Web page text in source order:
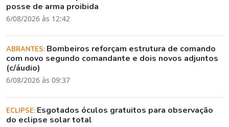
posse de arma proibida
6/08/2026 às 12:42
ABRANTES: Bombeiros reforçam estrutura de comando
com novo segundo comandante e dois novos adjuntos
(c/áudio)
6/08/2026 às 09:37
ECLIPSE: Esgotados óculos gratuitos para observação
do eclipse solar total